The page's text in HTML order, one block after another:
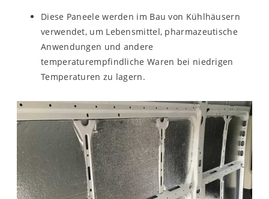
Diese Paneele werden im Bau von Kühlhäusern
verwendet, um Lebensmittel, pharmazeutische
Anwendungen und andere
temperaturempfindliche Waren bei niedrigen
Temperaturen zu lagern.